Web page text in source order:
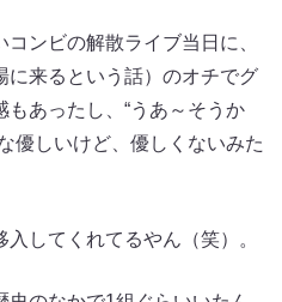
ンビの解散ライブ当日に、
に来るという話）のオチでグ
あったし、“うあ～そうか
優しいけど、優しくないみた
してくれてるやん（笑）。